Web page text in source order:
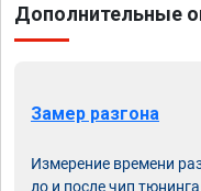
Дополнительные
Замер разгона
Измерение времени
до и после чип тюнинга